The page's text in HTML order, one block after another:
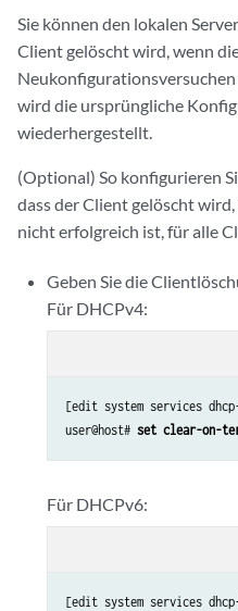
Sie können den lokalen
Client gelöscht wird, wenn
wird die ursprüngliche
wiederhergestellt.
(Optional) So konfigurieren
dass der Client gelöscht
nicht erfolgreich ist, für alle
Geben Sie die
Für DHCPv4:
[edit system services
user@host# set clear-on-
Für DHCPv6:
[edit system services